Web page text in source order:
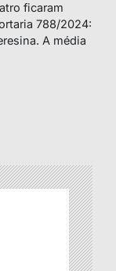
ficaram
788/2024:
A média